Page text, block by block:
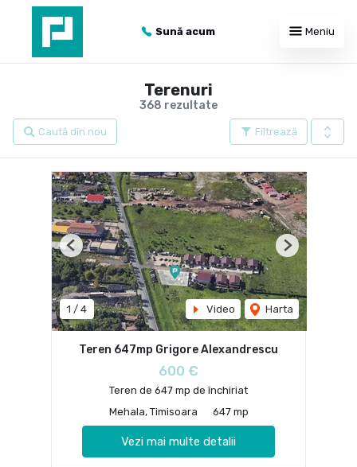
Sună acum Meniu
368 rezultate
Terenuri
Filtrează
Caută din nou
1 / 4 Video Harta
Previous Next
Teren 647mp Grigore Alexandrescu
600 €
Teren de 647 mp de închiriat
Mehala, Timisoara
647 mp
Vezi mai multe detalii